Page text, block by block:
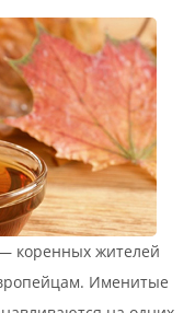
коренных жителей
Именитые